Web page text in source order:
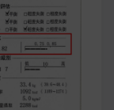
讓你一次搞
這些問題困擾